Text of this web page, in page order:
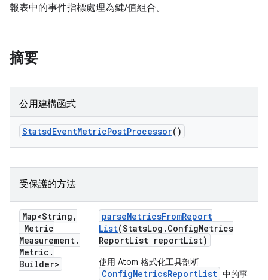
報表中的事件指標處理為鍵/值組合。
摘要
公用建構函式
StatsdEventMetricPostProcessor()
受保護的方法
Map<String ,
Metric
Measurement.
Metric .
Builder>
parseMetricsFromReport
List(StatsLog . ConfigMetrics
ReportList reportList)
使用 Atom 格式化工具剖析
ConfigMetricsReportList 中的事